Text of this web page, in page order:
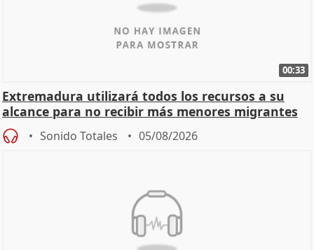
00:33
Extremadura utilizará todos los recursos a su
alcance para no recibir más menores migrantes
Sonido Totales 05/08/2026